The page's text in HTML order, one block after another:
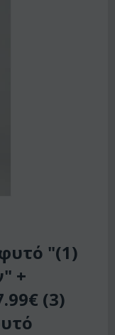
"(1)
+
(3)